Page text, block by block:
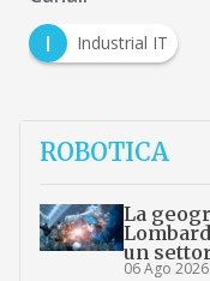
I
Industrial IT
ROBOTICA
La
un
06 Ago 2026